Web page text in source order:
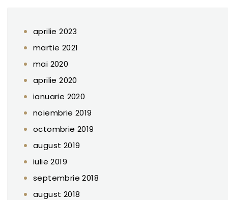
aprilie 2023
martie 2021
mai 2020
aprilie 2020
ianuarie 2020
noiembrie 2019
octombrie 2019
august 2019
iulie 2019
septembrie 2018
august 2018